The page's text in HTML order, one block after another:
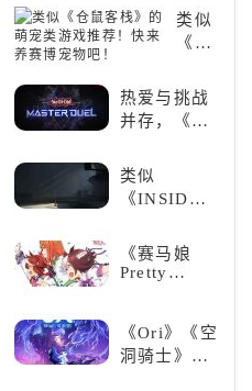
游推荐：完
美还原偶像
像团
类似
《仓
栈》
的萌
荐！
养赛
博宠
热爱与挑战
并存，《游
决斗》，牌
佬都爱玩的
类似
《INSIDE》
戏！快动起
你的小脑筋
《赛马娘
Pretty
的竞速之旅
《Ori》《空
洞骑士》